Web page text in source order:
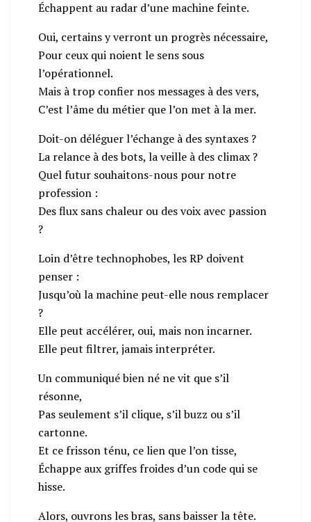
Échappent au radar d’une machine feinte.
Oui, certains y verront un progrès nécessaire,
Pour ceux qui noient le sens sous
l’opérationnel.
Mais à trop confier nos messages à des vers,
C’est l’âme du métier que l’on met à la mer.
Doit-on déléguer l’échange à des syntaxes ?
La relance à des bots, la veille à des climax ?
Quel futur souhaitons-nous pour notre
profession :
Des flux sans chaleur ou des voix avec passion
?
Loin d’être technophobes, les RP doivent
penser :
Jusqu’où la machine peut-elle nous remplacer
?
Elle peut accélérer, oui, mais non incarner.
Elle peut filtrer, jamais interpréter.
Un communiqué bien né ne vit que s’il
résonne,
Pas seulement s’il clique, s’il buzz ou s’il
cartonne.
Et ce frisson ténu, ce lien que l’on tisse,
Échappe aux griffes froides d’un code qui se
hisse.
Alors, ouvrons les bras, sans baisser la tête.